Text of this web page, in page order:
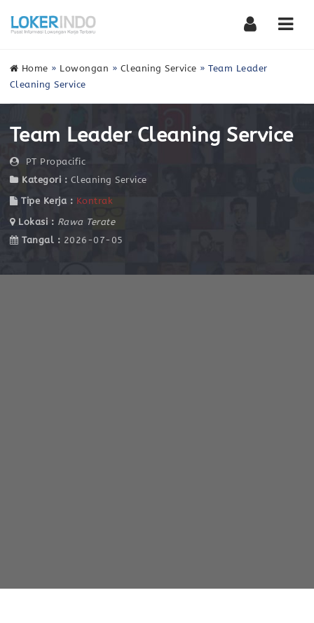
Home » Lowongan » Cleaning Service »Team Leader
Cleaning Service
Team Leader Cleaning Service
PT Propacific
Kategori : Cleaning Service
Tipe Kerja : Kontrak
Lokasi : Rawa Terate
Tangal : 2026-07-05